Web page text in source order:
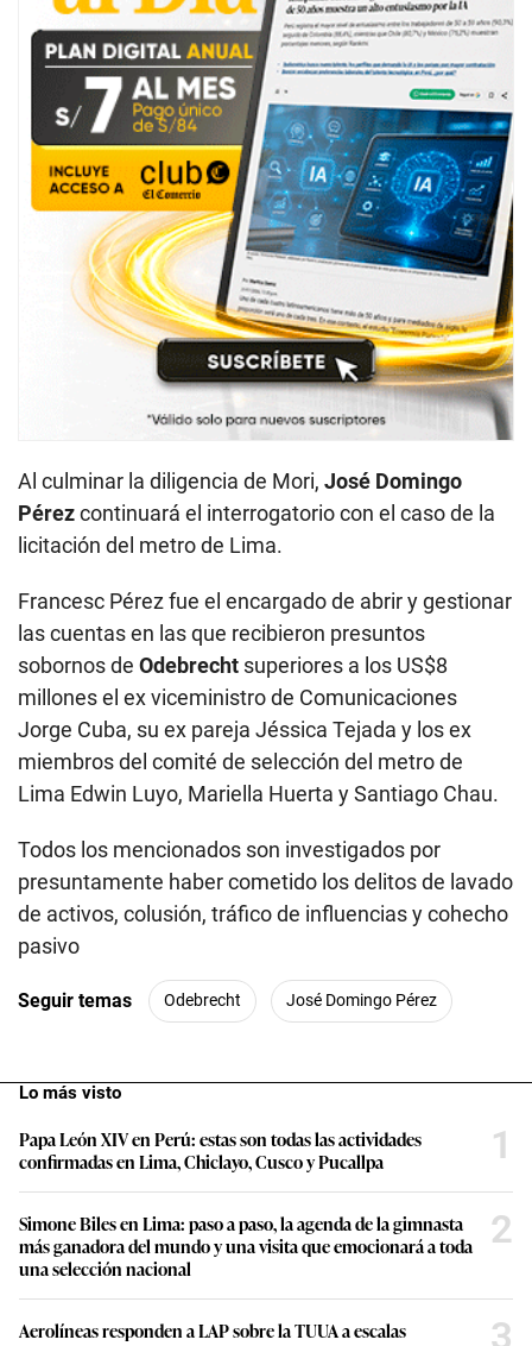
Al culminar la diligencia de Mori, José Domingo
Pérezcontinuará el interrogatorio con el caso de la
licitación del metro de Lima.
Francesc Pérez fue el encargado de abrir y gestionar
las cuentas en las que recibieron presuntos
sobornos de Odebrecht superiores a los US$8
millones el ex viceministro de Comunicaciones
Jorge Cuba, su ex pareja Jéssica Tejada y los ex
miembros del comité de selección del metro de
Lima Edwin Luyo, Mariella Huerta y Santiago Chau.
Todos los mencionados son investigados por
presuntamente haber cometido los delitos de lavado
de activos, colusión, tráfico de influencias y cohecho
pasivo
Seguir temas Odebrecht José Domingo Pérez
Lo más visto
Papa León XIV en Perú: estas son todas las actividades
confirmadas en Lima, Chiclayo, Cusco y Pucallpa
1
Simone Biles en Lima: paso a paso, la agenda de la gimnasta
más ganadora del mundo y una visita que emocionará a toda
una selección nacional
2
Aerolíneas responden a LAP sobre la TUUA a escalas
3